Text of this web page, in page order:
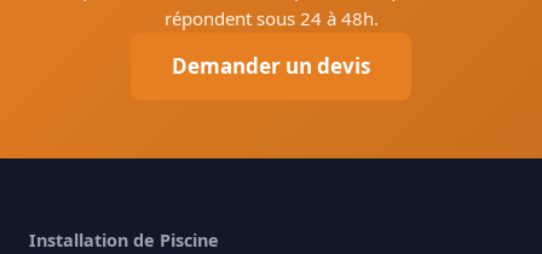
répondent sous 24 à 48h.
Demander un devis
Installation de Piscine